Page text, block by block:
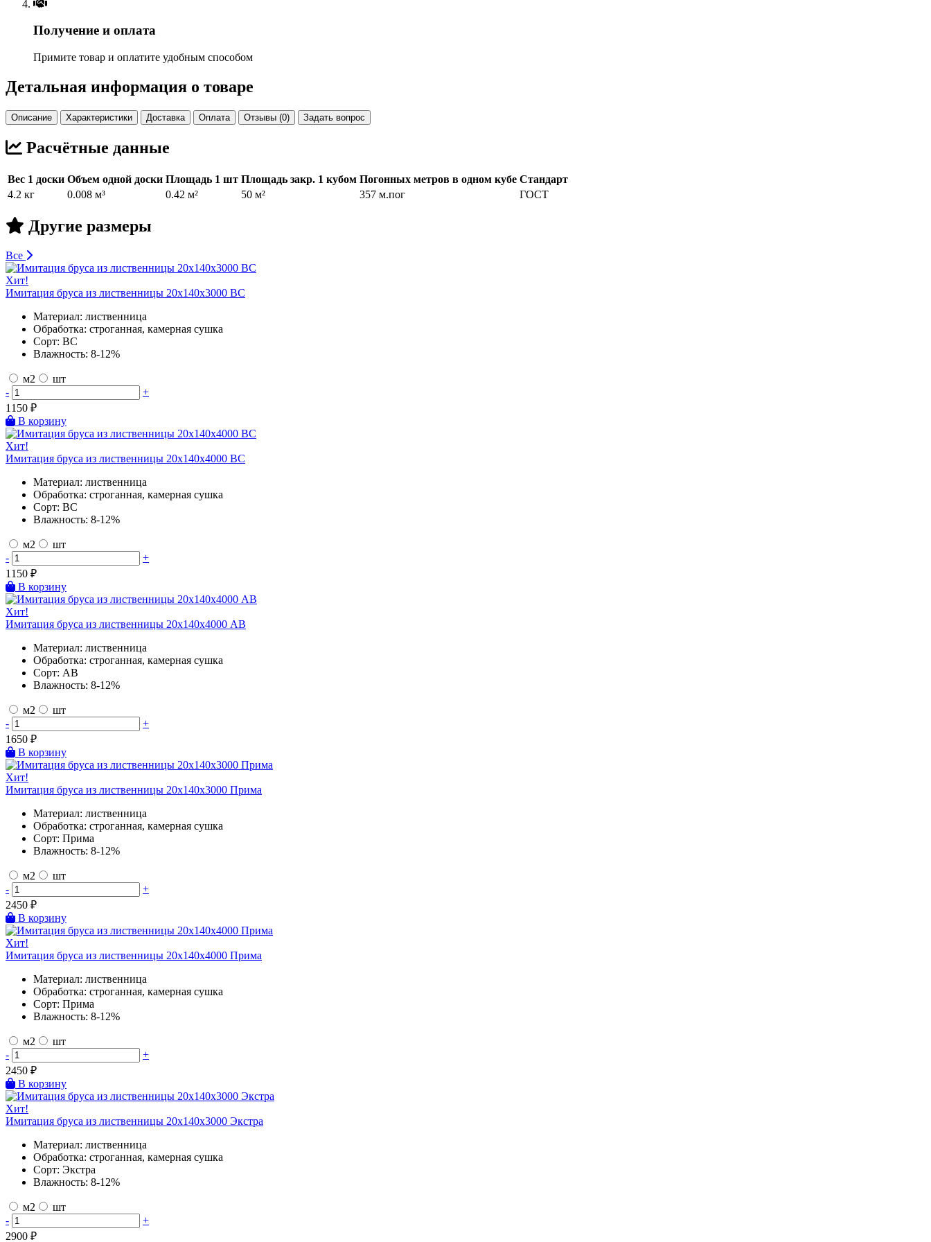
Получение и оплата
Примите товар и оплатите удобным способом
Детальная информация о товаре
Описание Характеристики Доставка Оплата Отзывы (0) Задать вопрос
Расчётные данные
Вес 1 доски Объем одной доски Площадь 1 шт Площадь закр. 1 кубом Погонных метров в одном кубе Стандарт
4.2 кг
0.008 м³ 0.42 м² 50 м² 357 м.пог ГОСТ
Другие размеры
Все
Хит!
Имитация бруса из лиственницы 20х140х3000 BC
Материал: лиственница
Обработка: строганная, камерная сушка
Сорт: BC
Влажность: 8-12%
м2
шт
-
+
1150 ₽
В корзину
Хит!
Имитация бруса из лиственницы 20х140х4000 BC
Материал: лиственница
Обработка: строганная, камерная сушка
Сорт: BC
Влажность: 8-12%
м2
шт
-
+
1150 ₽
В корзину
Хит!
Имитация бруса из лиственницы 20х140х4000 AB
Материал: лиственница
Обработка: строганная, камерная сушка
Сорт: AB
Влажность: 8-12%
м2
шт
-
+
1650 ₽
В корзину
Хит!
Имитация бруса из лиственницы 20х140х3000 Прима
Материал: лиственница
Обработка: строганная, камерная сушка
Сорт: Прима
Влажность: 8-12%
м2
шт
-
+
2450 ₽
В корзину
Хит!
Имитация бруса из лиственницы 20х140х4000 Прима
Материал: лиственница
Обработка: строганная, камерная сушка
Сорт: Прима
Влажность: 8-12%
м2
шт
-
+
2450 ₽
В корзину
Хит!
Имитация бруса из лиственницы 20х140х3000 Экстра
Материал: лиственница
Обработка: строганная, камерная сушка
Сорт: Экстра
Влажность: 8-12%
м2
шт
-
+
2900 ₽